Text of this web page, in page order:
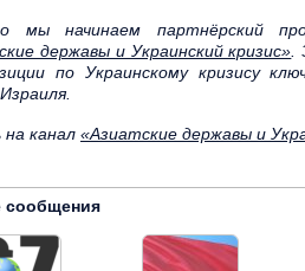
мы начинаем партнёрский
державы и Украинский кризис»
по Украинскому кризису
канал «Азиатские державы и
сообщения